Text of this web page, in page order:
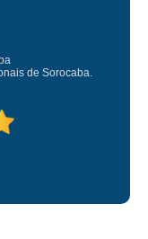
recomendo!
super bom. Superou
super arrumadinhooo